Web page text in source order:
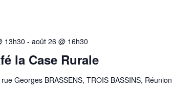
la Case Rurale
13h30 - août 26 @ 16h30
Georges BRASSENS, TROIS BASSINS, Réunion